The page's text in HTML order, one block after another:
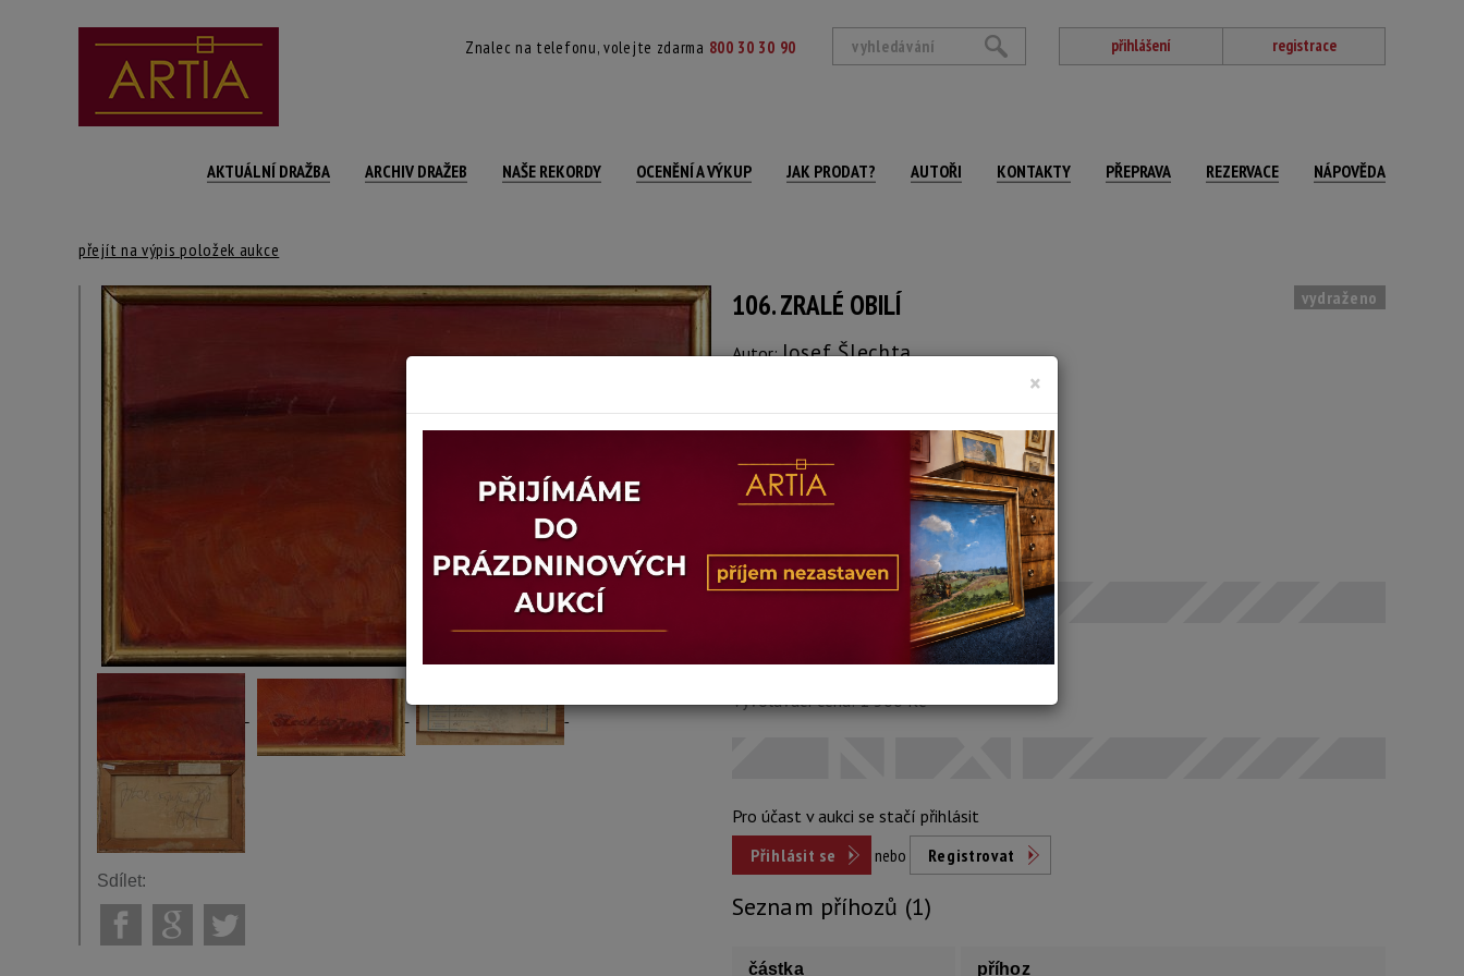
Znalec na telefonu, volejte zdarma 800 30 30 90 přihlášení registrace
AKTUÁLNÍ DRAŽBA ARCHIV DRAŽEB NAŠE REKORDY OCENĚNÍ A VÝKUP JAK PRODAT? AUTOŘI KONTAKTY PŘEPRAVA REZERVACE NÁPOVĚDA
přejít na výpis položek aukce
106. ZRALÉ OBILÍ
Autor:Josef Šlechta
vydraženo
Šířka: 50 cm, výška: 30 cm, rámování: 32 x 52 cm
Stav: dobrý
13.10.2025 20:26 SELČ
Dosažená cena:1 500 Kč
Vyvolávací cena: 1 500 Kč
Pro účast v aukci se stačí přihlásit
Přihlásit se
nebo Registrovat
Seznam příhozů (1)
částka příhoz
Sdílet:
×